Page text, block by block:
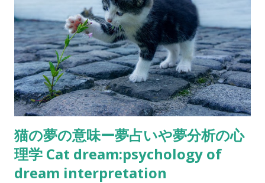
猫の夢の意味ー夢占いや夢分析の心
理学 Cat dream:psychology of
dream interpretation